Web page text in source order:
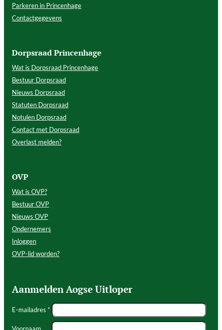
Parkeren in Princenhage
Contactgegevens
Dorpsraad Princenhage
Wat is Dorpsraad Princenhage
Bestuur Dorpsraad
Nieuws Dorpsraad
Statuten Dorpsraad
Notulen Dorpsraad
Contact met Dorpsraad
Overlast melden?
OVP
Wat is OVP?
Bestuur OVP
Nieuws OVP
Ondernemers
Inloggen
OVP-lid worden?
Aanmelden Aogse Uitloper
E-mailadres *
Voornaam